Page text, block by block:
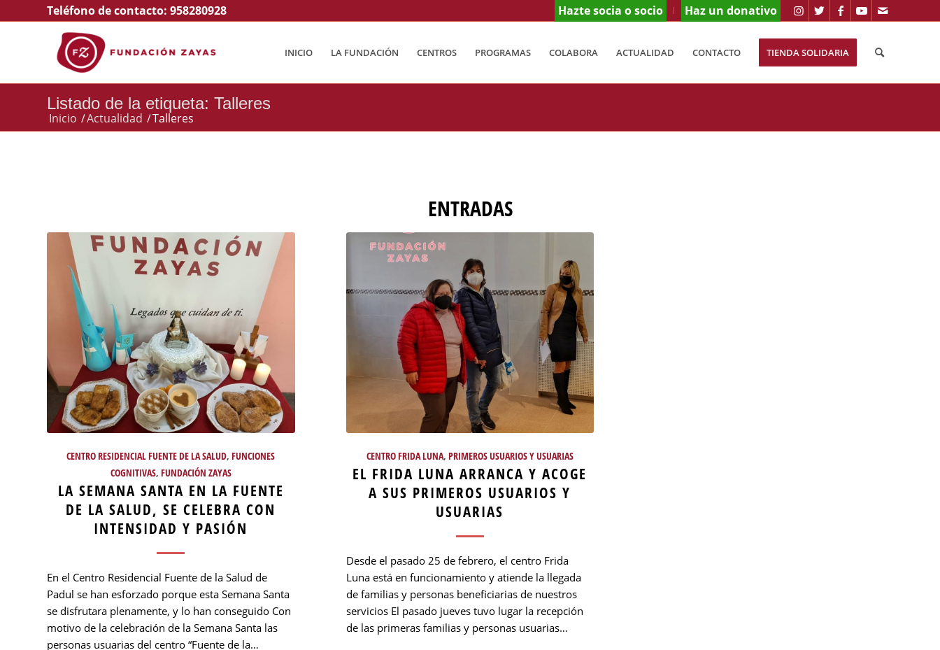
Hazte socia o socio Haz un donativo
Teléfono de contacto: 958280928
INICIO LA FUNDACIÓN CENTROS PROGRAMAS COLABORA ACTUALIDAD CONTACTO TIENDA SOLIDARIA
Listado de la etiqueta: Talleres
Inicio /Actualidad /Talleres
ENTRADAS
CENTRO RESIDENCIAL FUENTE DE LA SALUD,FUNCIONES
COGNITIVAS, FUNDACIÓN ZAYAS
LA SEMANA SANTA EN LA FUENTE
DE LA SALUD, SE CELEBRA CON
INTENSIDAD Y PASIÓN
En el Centro Residencial Fuente de la Salud de
Padul se han esforzado porque esta Semana Santa
se disfrutara plenamente, y lo han conseguido Con
motivo de la celebración de la Semana Santa las
personas usuarias del centro “Fuente de la…
CENTRO FRIDA LUNA, PRIMEROS USUARIOS Y USUARIAS
EL FRIDA LUNA ARRANCA Y ACOGE
A SUS PRIMEROS USUARIOS Y
USUARIAS
Desde el pasado 25 de febrero, el centro Frida
Luna está en funcionamiento y atiende la llegada
de familias y personas beneficiarias de nuestros
servicios El pasado jueves tuvo lugar la recepción
de las primeras familias y personas usuarias…